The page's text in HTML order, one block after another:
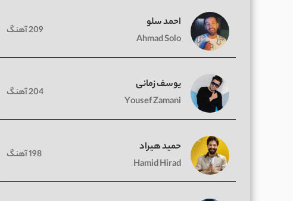
احمد سلو
Ahmad Solo
209 آهنگ
یوسف زمانی
Yousef Zamani
204 آهنگ
حمید هیراد
Hamid Hirad
198 آهنگ